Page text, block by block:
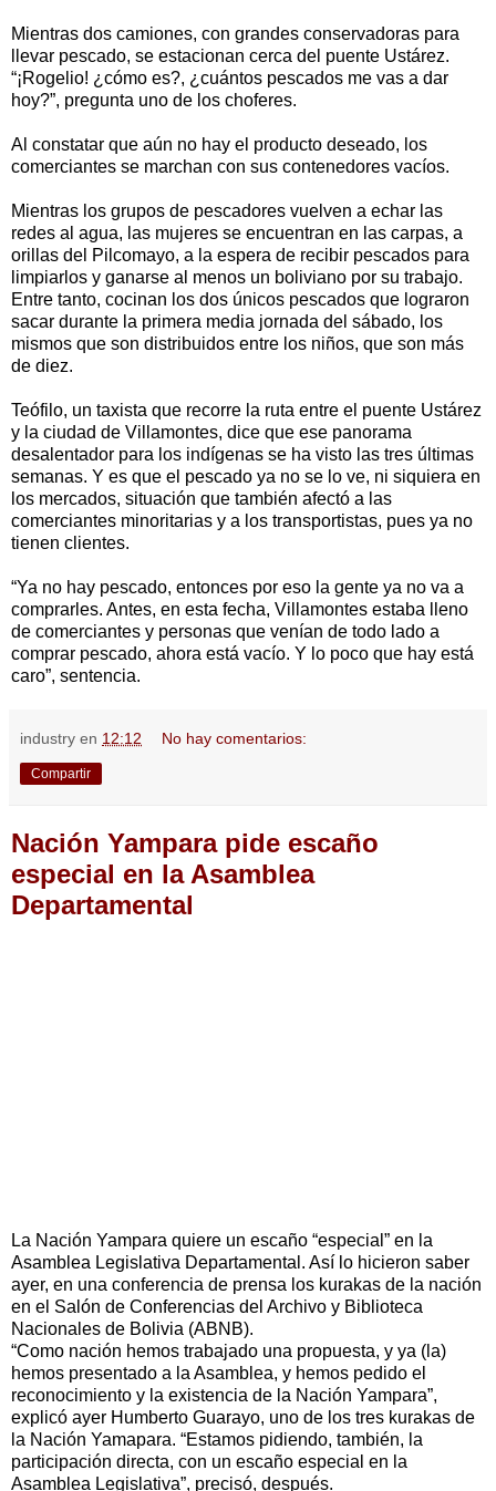
Mientras dos camiones, con grandes conservadoras para
llevar pescado, se estacionan cerca del puente Ustárez.
“¡Rogelio! ¿cómo es?, ¿cuántos pescados me vas a dar
hoy?”, pregunta uno de los choferes.
Al constatar que aún no hay el producto deseado, los
comerciantes se marchan con sus contenedores vacíos.
Mientras los grupos de pescadores vuelven a echar las
redes al agua, las mujeres se encuentran en las carpas, a
orillas del Pilcomayo, a la espera de recibir pescados para
limpiarlos y ganarse al menos un boliviano por su trabajo.
Entre tanto, cocinan los dos únicos pescados que lograron
sacar durante la primera media jornada del sábado, los
mismos que son distribuidos entre los niños, que son más
de diez.
Teófilo, un taxista que recorre la ruta entre el puente Ustárez
y la ciudad de Villamontes, dice que ese panorama
desalentador para los indígenas se ha visto las tres últimas
semanas. Y es que el pescado ya no se lo ve, ni siquiera en
los mercados, situación que también afectó a las
comerciantes minoritarias y a los transportistas, pues ya no
tienen clientes.
“Ya no hay pescado, entonces por eso la gente ya no va a
comprarles. Antes, en esta fecha, Villamontes estaba lleno
de comerciantes y personas que venían de todo lado a
comprar pescado, ahora está vacío. Y lo poco que hay está
caro”, sentencia.
industry en 12:12 No hay comentarios:
Compartir
Nación Yampara pide escaño
especial en la Asamblea
Departamental
La Nación Yampara quiere un escaño “especial” en la
Asamblea Legislativa Departamental. Así lo hicieron saber
ayer, en una conferencia de prensa los kurakas de la nación
en el Salón de Conferencias del Archivo y Biblioteca
Nacionales de Bolivia (ABNB).
“Como nación hemos trabajado una propuesta, y ya (la)
hemos presentado a la Asamblea, y hemos pedido el
reconocimiento y la existencia de la Nación Yampara”,
explicó ayer Humberto Guarayo, uno de los tres kurakas de
la Nación Yamapara. “Estamos pidiendo, también, la
participación directa, con un escaño especial en la
Asamblea Legislativa”, precisó, después.